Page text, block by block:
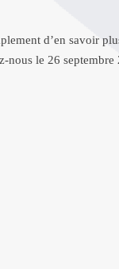
d’en savoir
nous le 26 septembre